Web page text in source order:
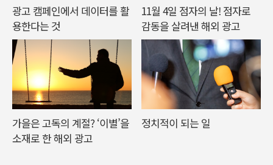
광고 캠페인에서 데이터를 활
용한다는 것
11월 4일 점자의 날! 점자로
감동을 살려낸 해외 광고
가을은 고독의 계절? ‘이별’을
소재로 한 해외 광고
정치적이 되는 일